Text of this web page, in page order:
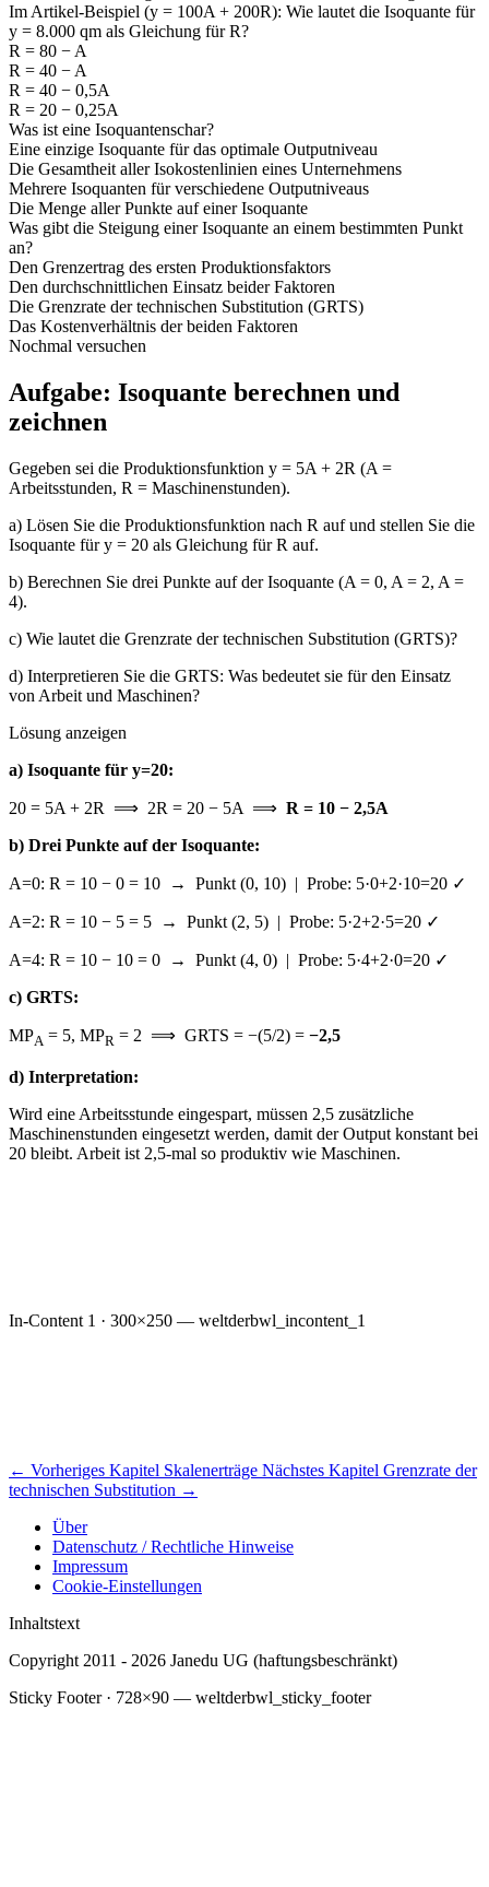
Im Artikel-Beispiel (y = 100A + 200R): Wie lautet die Isoquante für
y = 8.000 qm als Gleichung für R?
R = 80 − A
R = 40 − A
R = 40 − 0,5A
R = 20 − 0,25A
Was ist eine Isoquantenschar?
Eine einzige Isoquante für das optimale Outputniveau
Die Gesamtheit aller Isokostenlinien eines Unternehmens
Mehrere Isoquanten für verschiedene Outputniveaus
Die Menge aller Punkte auf einer Isoquante
Was gibt die Steigung einer Isoquante an einem bestimmten Punkt
an?
Den Grenzertrag des ersten Produktionsfaktors
Den durchschnittlichen Einsatz beider Faktoren
Die Grenzrate der technischen Substitution (GRTS)
Das Kostenverhältnis der beiden Faktoren
Nochmal versuchen
Aufgabe: Isoquante berechnen und
zeichnen
Gegeben sei die Produktionsfunktion y = 5A + 2R (A =
Arbeitsstunden, R = Maschinenstunden).
a) Lösen Sie die Produktionsfunktion nach R auf und stellen Sie die
Isoquante für y = 20 als Gleichung für R auf.
b) Berechnen Sie drei Punkte auf der Isoquante (A = 0, A = 2, A =
4).
c) Wie lautet die Grenzrate der technischen Substitution (GRTS)?
d) Interpretieren Sie die GRTS: Was bedeutet sie für den Einsatz
von Arbeit und Maschinen?
Lösung anzeigen
a) Isoquante für y=20:
20 = 5A + 2R ⟹ 2R = 20 − 5A ⟹ R = 10 − 2,5A
b) Drei Punkte auf der Isoquante:
A=0: R = 10 − 0 = 10 → Punkt (0, 10) | Probe: 5·0+2·10=20 ✓
A=2: R = 10 − 5 = 5 → Punkt (2, 5) | Probe: 5·2+2·5=20 ✓
A=4: R = 10 − 10 = 0 → Punkt (4, 0) | Probe: 5·4+2·0=20 ✓
c) GRTS:
MPA = 5, MPR = 2 ⟹ GRTS = −(5/2) = −2,5
d) Interpretation:
Wird eine Arbeitsstunde eingespart, müssen 2,5 zusätzliche
Maschinenstunden eingesetzt werden, damit der Output konstant bei
20 bleibt. Arbeit ist 2,5-mal so produktiv wie Maschinen.
In-Content 1 · 300×250 — weltderbwl_incontent_1
← Vorheriges Kapitel Skalenerträge Nächstes Kapitel Grenzrate der
technischen Substitution →
Submenu
Über
Datenschutz / Rechtliche Hinweise
Impressum
Cookie-Einstellungen
Inhaltstext
Copyright 2011 - 2026 Janedu UG (haftungsbeschränkt)
Sticky Footer · 728×90 — weltderbwl_sticky_footer